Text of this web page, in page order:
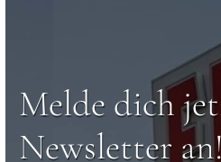
Melde dich
Newsletter an!